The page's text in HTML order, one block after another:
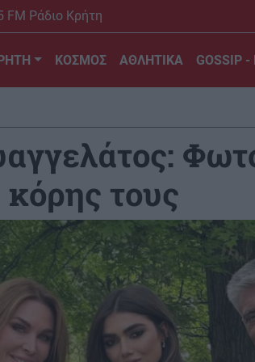
FM Ράδιο Κρήτη
ΚΟΣΜΟΣ ΑΘΛΗΤΙΚΑ GOSSIP -
τους